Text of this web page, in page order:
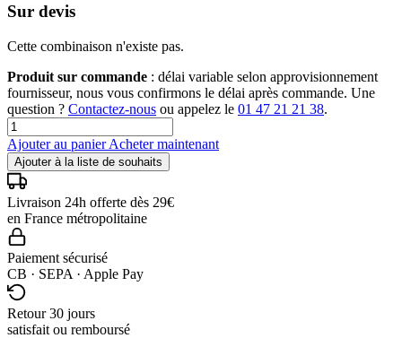
Sur devis
Cette combinaison n'existe pas.
Produit sur commande : délai variable selon approvisionnement
fournisseur, nous vous confirmons le délai après commande. Une
question ? Contactez-nous ou appelez le 01 47 21 21 38.
Ajouter au panierAcheter maintenant
Ajouter à la liste de souhaits
Livraison 24h offerte dès 29€
en France métropolitaine
Paiement sécurisé
CB · SEPA · Apple Pay
Retour 30 jours
satisfait ou remboursé